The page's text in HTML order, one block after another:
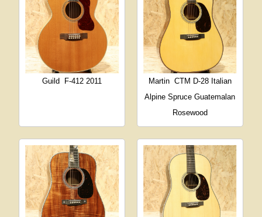
Guild F-412 2011 Martin CTM D-28 Italian
Alpine Spruce Guatemalan
Rosewood